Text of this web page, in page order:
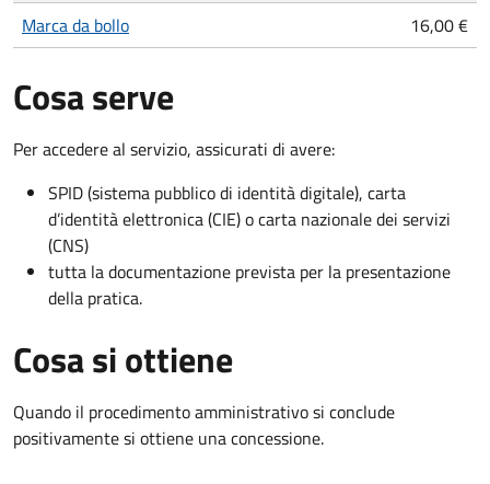
Marca da bollo 16,00 €
Cosa serve
Per accedere al servizio, assicurati di avere:
SPID (sistema pubblico di identità digitale), carta
d’identità elettronica (CIE) o carta nazionale dei servizi
(CNS)
tutta la documentazione prevista per la presentazione
della pratica.
Cosa si ottiene
Quando il procedimento amministrativo si conclude
positivamente si ottiene una concessione.